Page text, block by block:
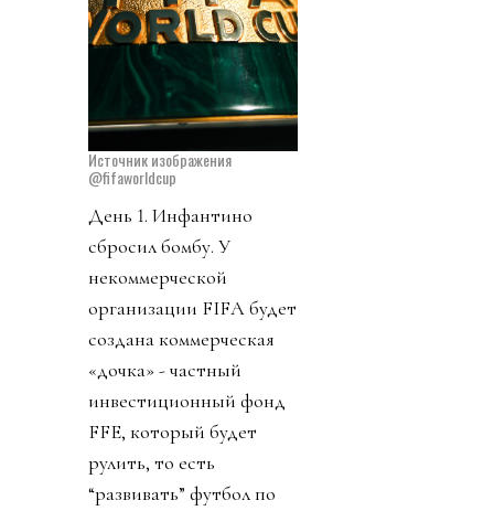
Источник изображения
@fifaworldcup
День 1. Инфантино
сбросил бомбу. У
некоммерческой
организации FIFA будет
создана коммерческая
«дочка» - частный
инвестиционный фонд
FFE, который будет
рулить, то есть
“развивать” футбол по